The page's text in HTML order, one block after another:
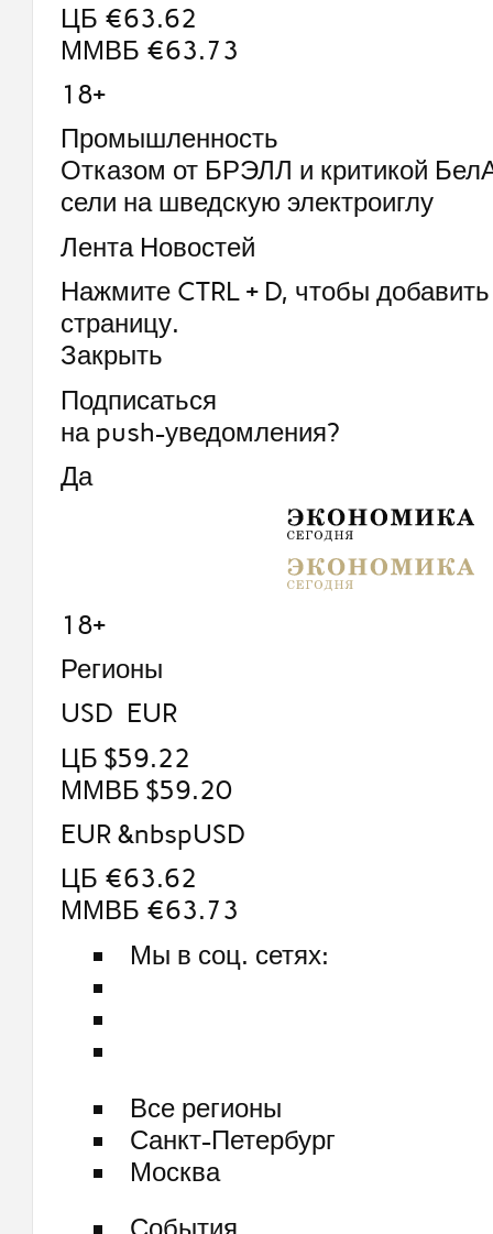
ЦБ €63.62
ММВБ €63.73
18+
Промышленность
Отказом от БРЭЛЛ и критикой
сели на шведскую электроиглу
Лента Новостей
Нажмите CTRL + D, чтобы добавить
страницу.
Закрыть
Подписаться
на push-уведомления?
Да
18+
Регионы
USD EUR
ЦБ $59.22
ММВБ $59.20
EUR &nbspUSD
ЦБ €63.62
ММВБ €63.73
Мы в соц. сетях:
Все регионы
Санкт-Петербург
Москва